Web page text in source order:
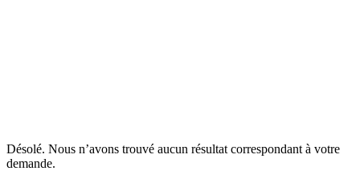
Désolé. Nous n’avons trouvé aucun résultat correspondant à votre
demande.